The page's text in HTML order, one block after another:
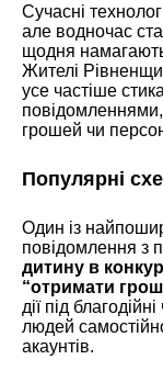
Сучасні
але водночас
щодня
Жителі
усе частіше
грошей чи
Популярні
Один із
повідомлення з
дитину в
“отримати
дії під
людей
акаунтів.